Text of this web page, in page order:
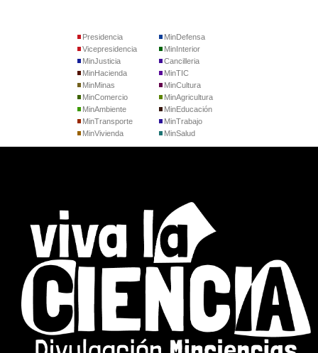
Presidencia
Vicepresidencia
MinJusticia
MinDefensa
MinInterior
Cancilleria
MinHacienda
MinMinas
MinComercio
MinTIC
MinCultura
MinAgricultura
MinAmbiente
MinTransporte
MinVivienda
MinEducación
MinTrabajo
MinSalud